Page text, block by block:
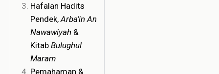
Hafalan Hadits
Pendek, Arba’in An
Nawawiyah&
Kitab Bulughul
Maram
Pemahaman &